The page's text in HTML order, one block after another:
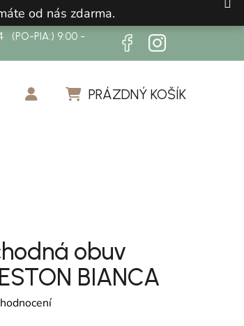
od nás zdarma.
(PO-PIA:) 9:00 -
PRÁZDNÝ KOŠÍK
obuv
BIANCA
je 0,0 z 5 hvězdiček.